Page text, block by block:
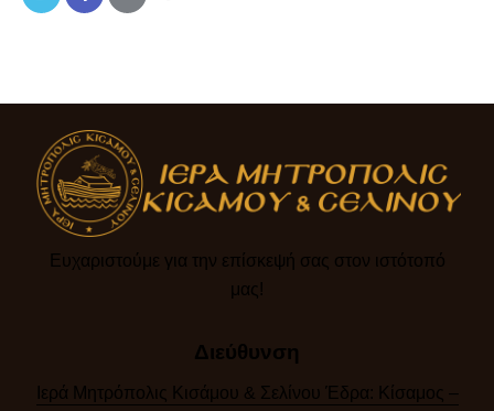
Ευχαριστούμε για την επίσκεψή σας στον ιστότοπό
μας!​
Διεύθυνση
Ιερά Μητρόπολις Κισάμου & Σελίνου Έδρα: Κίσαμος –